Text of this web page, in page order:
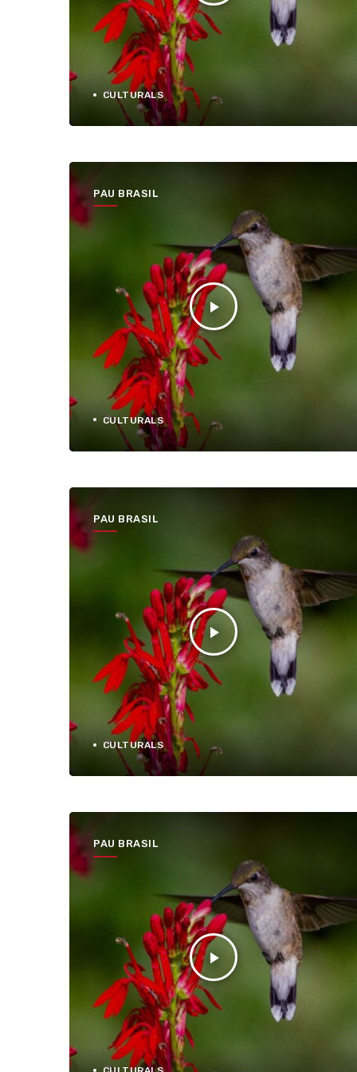
CULTURALS
PAU BRASIL
play_arrow
CULTURALS
PAU BRASIL
play_arrow
CULTURALS
PAU BRASIL
play_arrow